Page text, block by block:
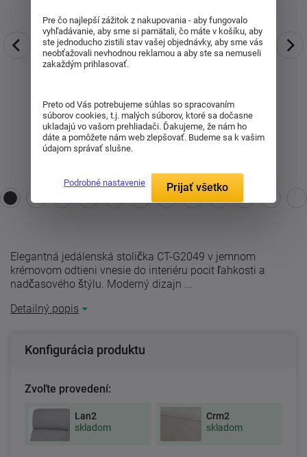
Elegantná jedálenská stolička CT-G2049 v jemnom
krémovom odtieni vnesie do interiéru pocit ľahkosti a
nadčasového štýlu. Moderný dizajn ...
Detailný popis
Konfigurácia produktu
Zvoľte provedení:
Lan2
skladom
Crm2
skladom
Pre čo najlepší zážitok z nakupovania - aby fungovalo
vyhľadávanie, aby sme si pamätali, čo máte v košíku, aby
ste jednoducho zistili stav vašej objednávky, aby sme vás
neobťažovali nevhodnou reklamou a aby ste sa nemuseli
zakaždým prihlasovať.
Preto od Vás potrebujeme súhlas so spracovaním
súborov cookies, t.j. malých súborov, ktoré sa dočasne
ukladajú vo vašom prehliadači. Ďakujeme, že nám ho
dáte a pomôžete nám web zlepšovať. Budeme sa k vašim
údajom správať slušne.
Podrobné nastavenie Prijať všetko